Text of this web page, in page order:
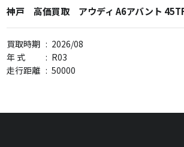
神戸 高価買取 アウディ A6アバント
買取時期 : 2026/08
年 式
: R03
走行距離 : 50000